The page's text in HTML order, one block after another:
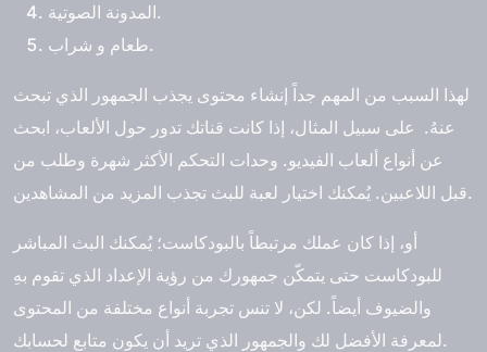
المدونة الصوتية.
طعام و شراب.
لهذا السبب من المهم جداً إنشاء محتوى يجذب الجمهور الذي تبحث
عنهُ. على سبيل المثال، إذا كانت قناتك تدور حول الألعاب، ابحث
عن أنواع ألعاب الفيديو. وحدات التحكم الأكثر شهرة وطلب من
قبل اللاعبين. يُمكنك اختيار لعبة للبث تجذب المزيد من المشاهدين.
أو، إذا كان عملك مرتبطاً بالبودكاست؛ يُمكنك البث المباشر
للبودكاست حتى يتمكّن جمهورك من رؤية الإعداد الذي تقوم بهِ
والضيوف أيضاً. لكن، لا تنس تجربة أنواع مختلفة من المحتوى
لمعرفة الأفضل لك والجمهور الذي تريد أن يكون متابع لحسابك.